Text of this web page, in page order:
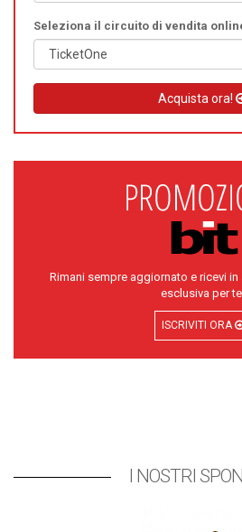
Seleziona il circuito di vendita
Acquista ora!
Rimani sempre aggiornato e ricevi
esclusiva per
ISCRIVITI ORA
I NOSTRI